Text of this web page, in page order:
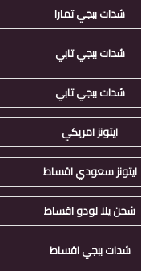
شدات ببجي تمارا
شدات ببجي تابي
شدات ببجي تابي
ايتونز امريكي
ايتونز سعودي اقساط
شحن يلا لودو اقساط
شدات ببجي اقساط